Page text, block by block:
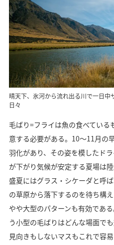
晴天下、氷河から流れ出る川で一日
日々
毛ばり=フライは魚の食べてい
意する必要がある。10～11月の
羽化があり、その姿を模したド
が下がり気候が安定する夏場は
盛夏にはグラス・シケーダと呼
の草原から落下するのを待ち構
やや大型のパターンも有効であ
う小型の毛ばりはどんな場面で
見向きもしないマスもこれで容